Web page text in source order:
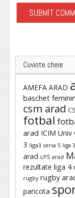
Cuvinte cheie
AMEFA ARAD
baschet feminin
csm arad
fotbal
arad ICIM Univ
3 liga3 seria 5 liga
arad LPS arad
rezultate liga 4
rugby rugby
pancota